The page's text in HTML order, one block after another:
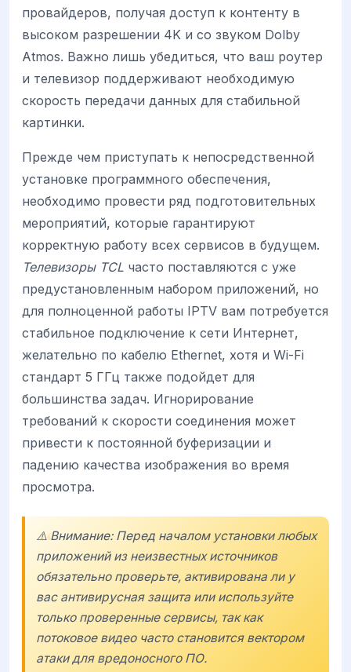
провайдеров, получая доступ к контенту в
высоком разрешении 4K и со звуком Dolby
Atmos. Важно лишь убедиться, что ваш роутер
и телевизор поддерживают необходимую
скорость передачи данных для стабильной
картинки.
Прежде чем приступать к непосредственной
установке программного обеспечения,
необходимо провести ряд подготовительных
мероприятий, которые гарантируют
корректную работу всех сервисов в будущем.
Телевизоры TCL часто поставляются с уже
предустановленным набором приложений, но
для полноценной работы IPTV вам потребуется
стабильное подключение к сети Интернет,
желательно по кабелю Ethernet, хотя и Wi-Fi
стандарт 5 ГГц также подойдет для
большинства задач. Игнорирование
требований к скорости соединения может
привести к постоянной буферизации и
падению качества изображения во время
просмотра.
⚠️ Внимание: Перед началом установки любых
приложений из неизвестных источников
обязательно проверьте, активирована ли у
вас антивирусная защита или используйте
только проверенные сервисы, так как
потоковое видео часто становится вектором
атаки для вредоносного ПО.